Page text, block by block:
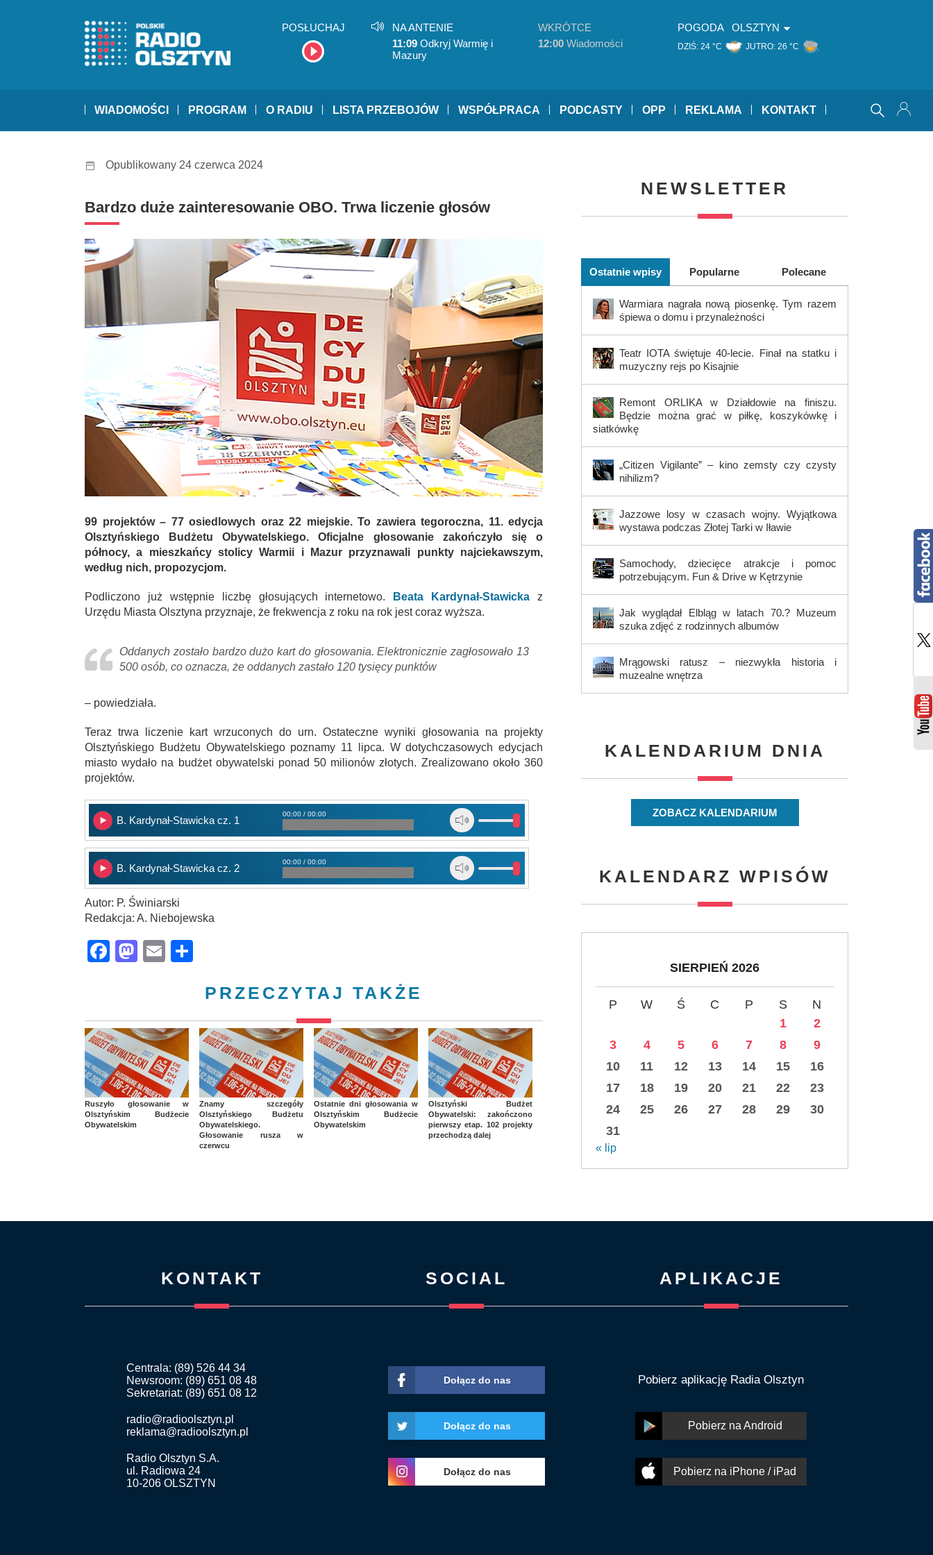
POSŁUCHAJ
NA ANTENIE
11:09 Odkryj Warmię i
Mazury
WKRÓTCE
12:00 Wiadomości
POGODA OLSZTYN
DZIŚ: 24 °C JUTRO: 26 °C
WIADOMOŚCI PROGRAM O RADIU LISTA PRZEBOJÓW WSPÓŁPRACA PODCASTY OPP REKLAMA KONTAKT
Opublikowany 24 czerwca 2024
Bardzo duże zainteresowanie OBO. Trwa liczenie głosów
99 projektów – 77 osiedlowych oraz 22 miejskie. To zawiera tegoroczna, 11. edycja
Olsztyńskiego Budżetu Obywatelskiego. Oficjalne głosowanie zakończyło się o
północy, a mieszkańcy stolicy Warmii i Mazur przyznawali punkty najciekawszym,
według nich, propozycjom.
Podliczono już wstępnie liczbę głosujących internetowo. Beata Kardynał-Stawicka
z
Urzędu Miasta Olsztyna przyznaje, że frekwencja z roku na rok jest coraz wyższa.
Oddanych zostało bardzo dużo kart do głosowania. Elektronicznie zagłosowało 13
500 osób, co oznacza, że oddanych zastało 120 tysięcy punktów
– powiedziała.
Teraz trwa liczenie kart wrzuconych do urn. Ostateczne wyniki głosowania na projekty
Olsztyńskiego Budżetu Obywatelskiego poznamy 11 lipca. W dotychczasowych edycjach
miasto wydało na budżet obywatelski ponad 50 milionów złotych. Zrealizowano około 360
projektów.
B. Kardynał-Stawicka cz. 1
00:00 / 00:00
B. Kardynał-Stawicka cz. 2
00:00 / 00:00
Autor: P. Świniarski
Redakcja: A. Niebojewska
Facebook
Mastodon
Email
PRZECZYTAJ TAKŻE
Ruszyło głosowanie w
Olsztyńskim Budżecie
Obywatelskim
Znamy szczegóły
Olsztyńskiego Budżetu
Obywatelskiego.
Głosowanie rusza w
czerwcu
Ostatnie dni głosowania w
Olsztyńskim Budżecie
Obywatelskim
Olsztyński Budżet
Obywatelski: zakończono
pierwszy etap. 102 projekty
przechodzą dalej
NEWSLETTER
Ostatnie wpisy Popularne Polecane
Warmiara nagrała nową piosenkę. Tym razem
śpiewa o domu i przynależności
Teatr IOTA świętuje 40-lecie. Finał na statku i
muzyczny rejs po Kisajnie
Remont ORLIKA w Działdowie na finiszu.
Będzie można grać w piłkę, koszykówkę i
siatkówkę
„Citizen Vigilante” – kino zemsty czy czysty
nihilizm?
Jazzowe losy w czasach wojny. Wyjątkowa
wystawa podczas Złotej Tarki w Iławie
Samochody, dziecięce atrakcje i pomoc
potrzebującym. Fun & Drive w Kętrzynie
Jak wyglądał Elbląg w latach 70.? Muzeum
szuka zdjęć z rodzinnych albumów
Mrągowski ratusz – niezwykła historia i
muzealne wnętrza
KALENDARIUM DNIA
ZOBACZ KALENDARIUM
KALENDARZ WPISÓW
SIERPIEŃ 2026
P W Ś C P S
N
1
2
3
4 5 6 7 8
9
10
11 12 13 14 15
16
17
18 19 20 21 22
23
24
25 26 27 28 29
30
31
« lip
KONTAKT
Centrala: (89) 526 44 34
Newsroom: (89) 651 08 48
Sekretariat: (89) 651 08 12
radio@radioolsztyn.pl
reklama@radioolsztyn.pl
Radio Olsztyn S.A.
ul. Radiowa 24
10-206 OLSZTYN
SOCIAL
Dołącz do nas
Dołącz do nas
Dołącz do nas
APLIKACJE
Pobierz aplikację Radia Olsztyn
Pobierz na Android
Pobierz na iPhone / iPad